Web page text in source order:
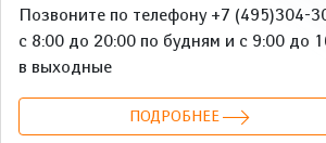
Позвоните по телефону +7 (495)304-
с 8:00 до 20:00 по будням и с 9:00 до
в выходные
ПОДРОБНЕЕ